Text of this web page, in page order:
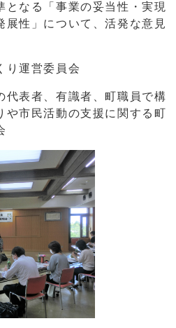
となる「事業の妥当性・実現
展性」について、活発な意見
り運営委員会
表者、有識者、町職員で構
や市民活動の支援に関する町